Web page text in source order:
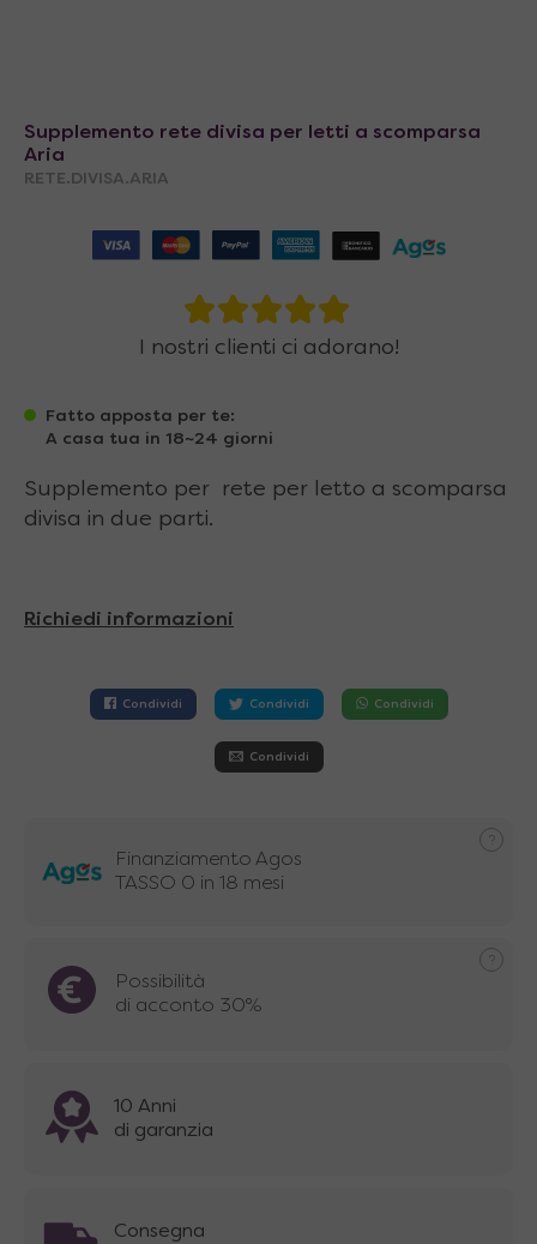
Supplemento rete divisa per letti a scomparsa
Aria
RETE.DIVISA.ARIA
I nostri clienti ci adorano!
Fatto apposta per te:
A casa tua in 18~24 giorni
Supplemento per rete per letto a scomparsa
divisa in due parti.
Richiedi informazioni
Condividi Condividi Condividi
Condividi
Finanziamento Agos
TASSO 0 in 18 mesi
Possibilità
di acconto 30%
10 Anni
di garanzia
Consegna